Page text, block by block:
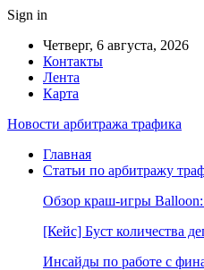
Sign in
Четверг, 6 августа, 2026
Контакты
Лента
Карта
Новости арбитража трафика
Главная
Статьи по арбитражу
Обзор краш-игры
[Кейс] Буст количества
Инсайды по работе с